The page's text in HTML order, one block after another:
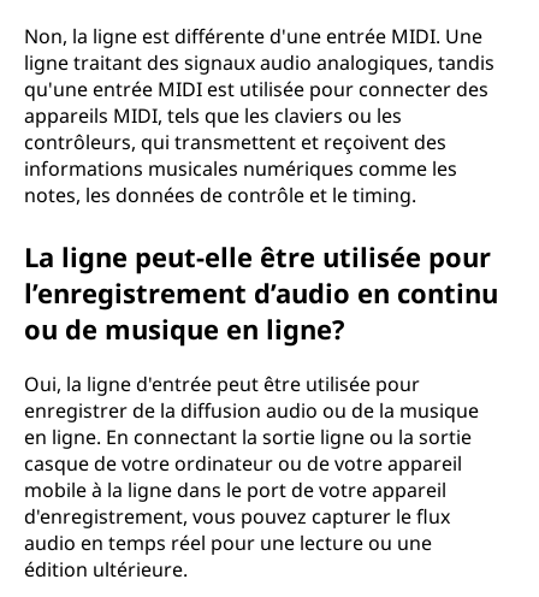
Non, la ligne est différente d'une entrée MIDI. Une
ligne traitant des signaux audio analogiques, tandis
qu'une entrée MIDI est utilisée pour connecter des
appareils MIDI, tels que les claviers ou les
contrôleurs, qui transmettent et reçoivent des
informations musicales numériques comme les
notes, les données de contrôle et le timing.
La ligne peut-elle être utilisée pour
l’enregistrement d’audio en continu
ou de musique en ligne?
Oui, la ligne d'entrée peut être utilisée pour
enregistrer de la diffusion audio ou de la musique
en ligne. En connectant la sortie ligne ou la sortie
casque de votre ordinateur ou de votre appareil
mobile à la ligne dans le port de votre appareil
d'enregistrement, vous pouvez capturer le flux
audio en temps réel pour une lecture ou une
édition ultérieure.